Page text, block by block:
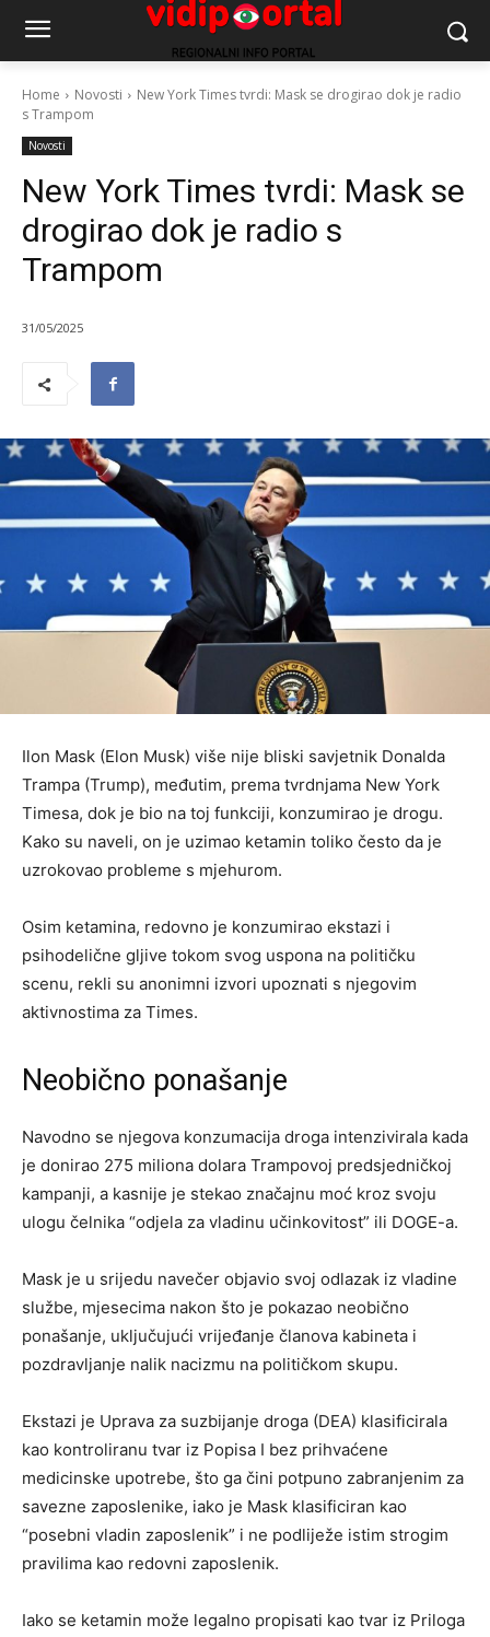
Home Novosti
New York Times tvrdi: Mask se drogirao dok je radio
s Trampom
Novosti
New York Times tvrdi: Mask se
drogirao dok je radio s
Trampom
31/05/2025
Ilon Mask (Elon Musk) više nije bliski savjetnik Donalda
Trampa (Trump), međutim, prema tvrdnjama New York
Timesa, dok je bio na toj funkciji, konzumirao je drogu.
Kako su naveli, on je uzimao ketamin toliko često da je
uzrokovao probleme s mjehurom.
Osim ketamina, redovno je konzumirao ekstazi i
psihodelične gljive tokom svog uspona na političku
scenu, rekli su anonimni izvori upoznati s njegovim
aktivnostima za Times.
Neobično ponašanje
Navodno se njegova konzumacija droga intenzivirala kada
je donirao 275 miliona dolara Trampovoj predsjedničkoj
kampanji, a kasnije je stekao značajnu moć kroz svoju
ulogu čelnika “odjela za vladinu učinkovitost” ili DOGE-a.
Mask je u srijedu navečer objavio svoj odlazak iz vladine
službe, mjesecima nakon što je pokazao neobično
ponašanje, uključujući vrijeđanje članova kabineta i
pozdravljanje nalik nacizmu na političkom skupu.
Ekstazi je Uprava za suzbijanje droga (DEA) klasificirala
kao kontroliranu tvar iz Popisa I bez prihvaćene
medicinske upotrebe, što ga čini potpuno zabranjenim za
savezne zaposlenike, iako je Mask klasificiran kao
“posebni vladin zaposlenik” i ne podliježe istim strogim
pravilima kao redovni zaposlenik.
Iako se ketamin može legalno propisati kao tvar iz Priloga